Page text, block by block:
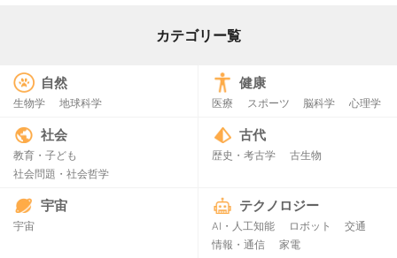
カテゴリー覧
自然
生物学 地球科学
健康
医療 スポーツ 脳科学 心理学
社会
教育・子ども
社会問題・社会哲学
古代
歴史・考古学 古生物
宇宙
宇宙
テクノロジー
AI・人工知能 ロボット
交通
情報・通信
家電